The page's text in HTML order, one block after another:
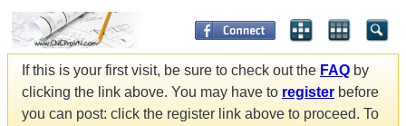
If this is your first visit, be sure to check out the FAQ by
clicking the link above. You may have to register before
you can post: click the register link above to proceed. To